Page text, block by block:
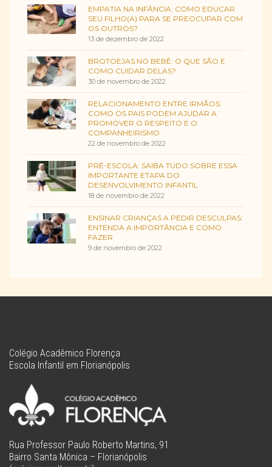
EMPATIA NA INFÂNCIA: COMO EDUCAR
SEU FILHO(A) PARA SE PREOCUPAR COM
OS OUTROS?
13 de dezembro de 2022
BROTOEJAS NO BEBÊ: O QUE SÃO E
COMO CUIDAR DELAS?
30 de novembro de 2022
RELACIONAMENTO ENTRE IRMÃOS:
COMO OS PAIS PODEM AJUDAR A
PROMOVER O RESPEITO E O
COMPANHEIRISMO
22 de novembro de 2022
PRÉ-ESCOLA: SAIBA TUDO SOBRE ESSA
IMPORTANTE ETAPA DO
DESENVOLVIMENTO INFANTIL
18 de novembro de 2022
ENSINAR CRIANÇAS A PEDIR DESCULPAS:
ENTENDA A IMPORTÂNCIA E COMO
FAZER
9 de novembro de 2022
Colégio Acadêmico Florença
Escola Infantil em Florianópolis
Rua Professor Paulo Roberto Martins, 91
Bairro Santa Mônica – Florianópolis